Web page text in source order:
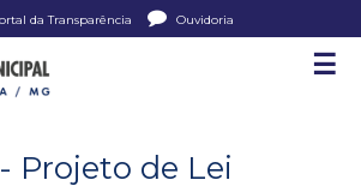
da Transparência Ouvidoria
☰
Projeto de Lei